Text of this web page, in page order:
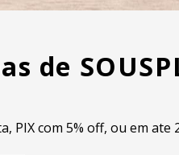
de
PIX com 5% off, ou em ate